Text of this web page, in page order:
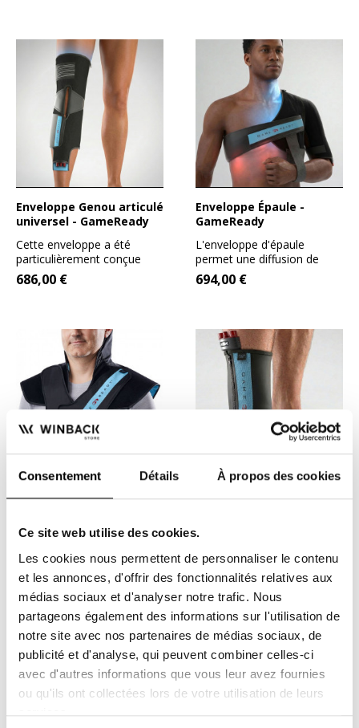
Consentement Détails À propos des cookies
Ce site web utilise des cookies.
Les cookies nous permettent de personnaliser le contenu
et les annonces, d'offrir des fonctionnalités relatives aux
médias sociaux et d'analyser notre trafic. Nous
partageons également des informations sur l'utilisation de
notre site avec nos partenaires de médias sociaux, de
publicité et d'analyse, qui peuvent combiner celles-ci
avec d'autres informations que vous leur avez fournies
ou qu'ils ont collectées lors de votre utilisation de leurs
services.
Enveloppe Genou articulé
universel - GameReady
Cette enveloppe a été
particulièrement conçue
pour une usage simultané
avec...
686,00 €
Enveloppe Épaule -
GameReady
L'enveloppe d'épaule
permet une diffusion de
froid sur une surface très...
694,00 €
Enveloppe Cervico-Dorsal
Cette enveloppe a été
d'appliquer froid et...
772,00 €
Enveloppe Cheville -
L'enveloppe de cheville
montant qui va permettre...
644,00 €